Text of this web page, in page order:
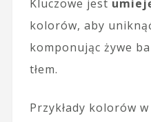
Kluczowe jest
kolorów, aby
komponując żywe
tłem.
Przykłady kolorów